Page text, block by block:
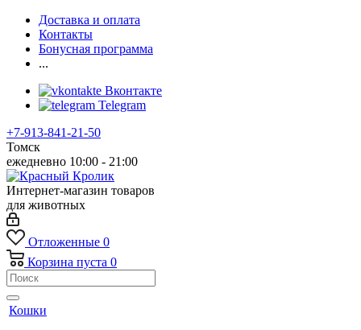
Доставка и оплата
Контакты
Бонусная программа
...
Вконтакте
Telegram
+7-913-841-21-50
Томск
ежедневно 10:00 - 21:00
Интернет-магазин товаров
для животных
Отложенные 0
Корзина пуста 0
Кошки